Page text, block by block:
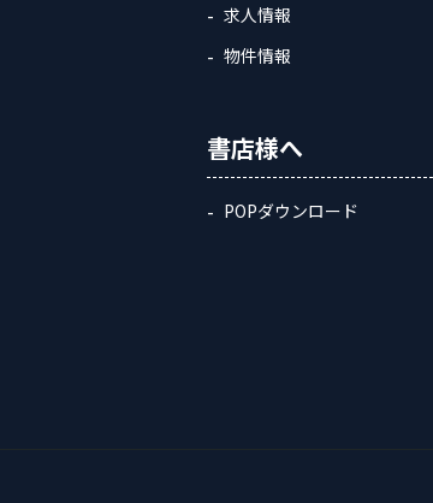
求人情報
物件情報
書店様へ
POPダウンロード